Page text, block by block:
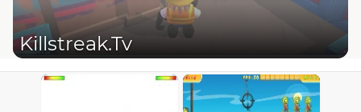
Killstreak.Tv